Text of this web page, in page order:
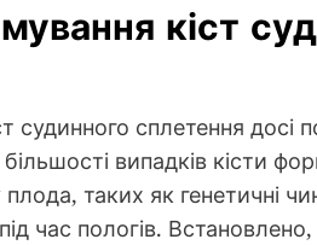
кіст
судинного сплетення досі
випадків кісти
таких як генетичні
час пологів.